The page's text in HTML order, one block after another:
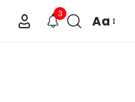
3 Aa